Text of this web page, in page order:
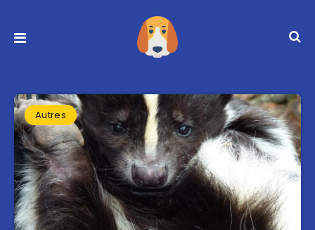
Autres